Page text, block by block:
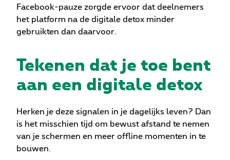
Facebook-pauze zorgde ervoor dat deelnemers
het platform na de digitale detox minder
gebruikten dan daarvoor.
Tekenen dat je toe bent
aan een digitale detox
Herken je deze signalen in je dagelijks leven? Dan
is het misschien tijd om bewust afstand te nemen
van je schermen en meer offline momenten in te
bouwen.